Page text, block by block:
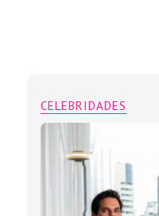
CELEBRIDADES